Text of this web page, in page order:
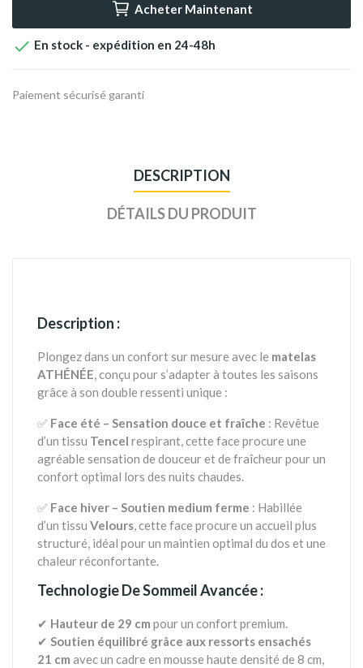
Acheter Maintenant
 En stock - expédition en 24-48h
Paiement sécurisé garanti
DESCRIPTION
DÉTAILS DU PRODUIT
Description :
Plongez dans un confort sur mesure avec le matelas
ATHÉNÉE, conçu pour s’adapter à toutes les saisons
grâce à son double ressenti unique :
✅ Face été – Sensation douce et fraîche : Revêtue
d’un tissu Tencel respirant, cette face procure une
agréable sensation de douceur et de fraîcheur pour un
confort optimal lors des nuits chaudes.
✅ Face hiver – Soutien medium ferme : Habillée
d’un tissu Velours, cette face procure un accueil plus
structuré, idéal pour un maintien optimal du dos et une
chaleur réconfortante.
Technologie De Sommeil Avancée :
✔ Hauteur de 29 cm pour un confort premium.
✔ Soutien équilibré grâce aux ressorts ensachés
21 cm avec un cadre en mousse haute densité de 8 cm,